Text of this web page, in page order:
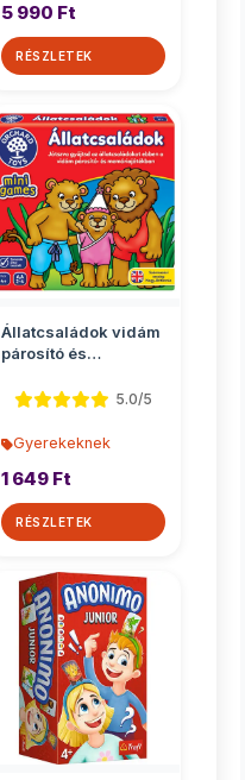
5 990 Ft
RÉSZLETEK
Állatcsaládok vidám
párosító és
5.0/5
Gyerekeknek
1 649 Ft
RÉSZLETEK